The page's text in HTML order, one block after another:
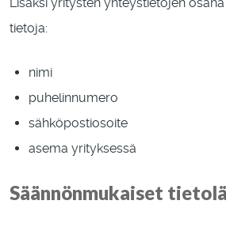
tietoja:
nimi
puhelinnumero
sähköpostiosoite
asema yrityksessä
Säännönmukaiset